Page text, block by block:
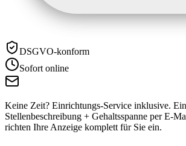
DSGVO-konform
Sofort online
Keine Zeit? Einrichtungs-Service inklusive.
Stellenbeschreibung + Gehaltsspanne per E-
richten Ihre Anzeige komplett für Sie ein.